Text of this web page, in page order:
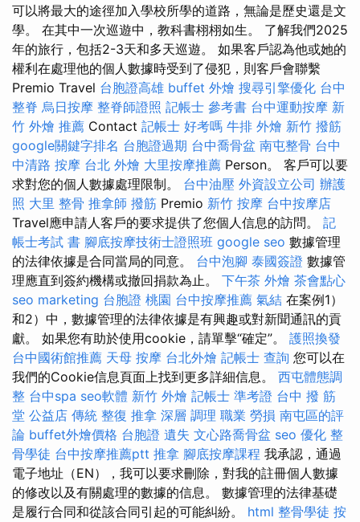
可以將最大的途徑加入學校所學的道路，無論是歷史還是文
學。 在其中一次巡遊中，教科書栩栩如生。 了解我們2025
年的旅行，包括2-3天和多天巡遊。 如果客戶認為他或她的
權利在處理他的個人數據時受到了侵犯，則客戶會聯繫
Premio Travel 台胞證高雄 buffet 外燴 搜尋引擎優化 台中
整脊 烏日按摩 整脊師證照 記帳士 參考書 台中運動按摩 新
竹 外燴 推薦 Contact 記帳士 好考嗎 牛排 外燴 新竹 撥筋
google關鍵字排名 台胞證過期 台中喬骨盆 南屯整骨 台中
中清路 按摩 台北 外燴 大里按摩推薦 Person。 客戶可以要
求對您的個人數據處理限制。 台中油壓 外資設立公司 辦護
照 大里 整骨 推拿師 撥筋 Premio 新竹 按摩 台中按摩店
Travel應申請人客戶的要求提供了您個人信息的訪問。 記
帳士考試 書 腳底按摩技術士證照班 google seo 數據管理
的法律依據是合同當局的同意。 台中泡腳 泰國簽證 數據管
理應直到簽約機構或撤回捐款為止。 下午茶 外燴 茶會點心
seo marketing 台胞證 桃園 台中按摩推薦 氣結 在案例1）
和2）中，數據管理的法律依據是有興趣或對新聞通訊的貢
獻。 如果您有助於使用cookie，請單擊“確定”。 護照換發
台中國術館推薦 天母 按摩 台北外燴 記帳士 查詢 您可以在
我們的Cookie信息頁面上找到更多詳細信息。 西屯體態調
整 台中spa seo軟體 新竹 外燴 記帳士 準考證 台中 撥 筋
堂 公益店 傳統 整復 推拿 深層 調理 職業 勞損 南屯區的評
論 buffet外燴價格 台胞證 遺失 文心路喬骨盆 seo 優化 整
骨學徒 台中按摩推薦ptt 推拿 腳底按摩課程 我承認，通過
電子地址（EN），我可以要求刪除，對我的註冊個人數據
的修改以及有關處理的數據的信息。 數據管理的法律基礎
是履行合同和從該合同引起的可能糾紛。 html 整骨學徒 按